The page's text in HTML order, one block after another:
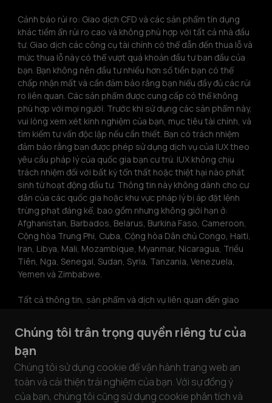
Cảnh báo rủi ro: Giao dịch CFD và các sản phẩm tín dụng
khác tiềm ẩn rủi ro cao và không phù hợp với tất cả nhà đầu
tư. Giao dịch các công cụ tài chính có thể dẫn đến thua lỗ và
mức thua lỗ này có thể vượt quá khoản đầu tư ban đầu của
bạn. Bạn không nên đầu tư nhiều hơn số tiền bạn có thể
chấp nhận mất và cần đảm bảo rằng bạn hiểu đầy đủ các rủi
ro liên quan. Các sản phẩm được cung cấp có thể không
phù hợp với mọi người. Trước khi sử dụng các sản phẩm này,
vui lòng xem xét kinh nghiệm của bạn, mục tiêu tài chính, và
tìm kiếm tư vấn độc lập nếu cần thiết. Bạn có trách nhiệm
đảm bảo rằng bạn được phép sử dụng dịch vụ của IUX theo
yêu cầu pháp lý của quốc gia bạn cư trú. IUX không chịu
trách nhiệm đối với bất kỳ tổn thất hoặc thiệt hại nào phát
sinh từ hoạt động đầu tư. Thông tin này không dành cho cư
dân của các quốc gia hoặc khu vực pháp lý bị áp đặt lệnh
trừng phạt đáng kể, bao gồm nhưng không giới hạn ở:
Afghanistan, Barbados, Belarus, Burkina Faso, Cameroon,
Cộng hòa Trung Phi, Cuba, Cộng hòa Dân chủ Congo, Haiti,
Iran, Libya, Mali, Mozambique, Myanmar, Nicaragua, Triều
Tiên, Nga, Senegal, Sudan, Syria, Tanzania, Venezuela,
Yemen và Zimbabwe.
Tất cả thông tin, sản phẩm và dịch vụ liên quan đến giao
dịch được cung cấp trên các trang web của IUX và các
công ty con không nhằm mục đích chào mời cư dân tại Úc,
Liên minh Châu Âu và Khu vực Kinh tế Châu Âu, Nhật Bản,
Malaysia, Ukraine, Vương quốc Anh hoặc Hoa Kỳ. Thông tin
trên trang web này không cấu thành lời khuyên đầu tư,
khuyến nghị hoặc lời mời tham gia vào bất kỳ hoạt động đầu
tư nào. Thông tin trên trang web này chỉ được sao chép khi
Chúng tôi trân trọng quyền riêng tư của
bạn
Chúng tôi sử dụng cookie để vận hành trang web an
toàn và cải thiện trải nghiệm của bạn. Với sự đồng ý
của bạn, chúng tôi cũng sử dụng cookie phân tích và